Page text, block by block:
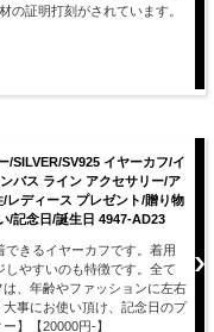
の証明打刻がされています。
/SILVER/SV925 イヤーカフ/イ
バス ライン アクセサリー/ア
レディース プレゼント/贈り物
/記念日/誕生日 4947-AD23
できるイヤーカフです。着用
やすいのも特徴です。全て
、年齢やファッションに左右
事にお使い頂け、記念日のプ
】【20000円-】